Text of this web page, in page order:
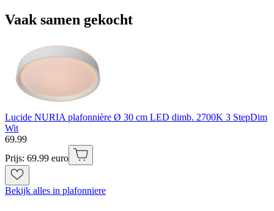
Vaak samen gekocht
Lucide NURIA plafonnière Ø 30 cm LED dimb. 2700K 3 StepDim
Wit
69.99
Prijs: 69.99 euro
Bekijk alles in plafonniere